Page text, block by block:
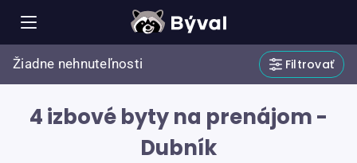
Žiadne nehnuteľnosti Filtrovať
4 izbové byty na prenájom -
Dubník